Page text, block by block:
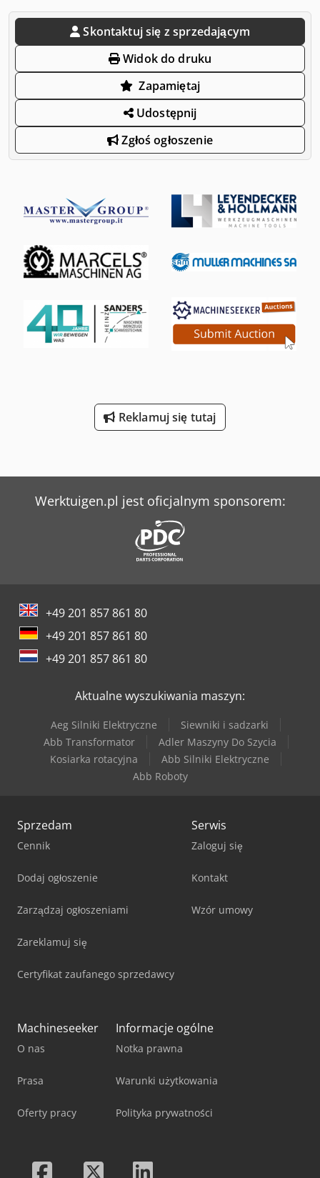
Skontaktuj się z sprzedającym
Widok do druku
Zapamiętaj
Udostępnij
Zgłoś ogłoszenie
Reklamuj się tutaj
Werktuigen.pl jest oficjalnym sponsorem:
+49 201 857 861 80
+49 201 857 861 80
+49 201 857 861 80
Aktualne wyszukiwania maszyn:
Aeg Silniki Elektryczne
Siewniki i sadzarki
Abb Transformator
Adler Maszyny Do Szycia
Kosiarka rotacyjna
Abb Silniki Elektryczne
Abb Roboty
Sprzedam
Cennik
Dodaj ogłoszenie
Zarządzaj ogłoszeniami
Zareklamuj się
Certyfikat zaufanego sprzedawcy
Serwis
Zaloguj się
Kontakt
Wzór umowy
Machineseeker
O nas
Prasa
Oferty pracy
Informacje ogólne
Notka prawna
Warunki użytkowania
Polityka prywatności